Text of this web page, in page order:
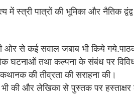
में स्त्री पात्रों की भूमिका और नैतिक
ओर से कई सवाल जबाब भी किये
घटनाओं तथा कल्पना के संबंध पर
की तीव्रता की सराहना की।
भी की और लेखिका से पुस्तक पर